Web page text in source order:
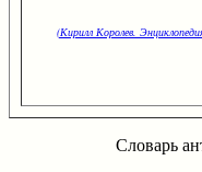
(Кирилл Королев.
Словарь